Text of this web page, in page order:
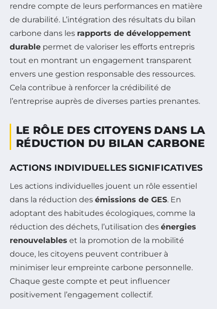
rendre compte de leurs performances en matière
de durabilité. L’intégration des résultats du bilan
carbone dans les rapports de développement
durable permet de valoriser les efforts entrepris
tout en montrant un engagement transparent
envers une gestion responsable des ressources.
Cela contribue à renforcer la crédibilité de
l’entreprise auprès de diverses parties prenantes.
LE RÔLE DES CITOYENS DANS LA
RÉDUCTION DU BILAN CARBONE
ACTIONS INDIVIDUELLES SIGNIFICATIVES
Les actions individuelles jouent un rôle essentiel
dans la réduction des émissions de GES. En
adoptant des habitudes écologiques, comme la
réduction des déchets, l’utilisation des énergies
renouvelables et la promotion de la mobilité
douce, les citoyens peuvent contribuer à
minimiser leur empreinte carbone personnelle.
Chaque geste compte et peut influencer
positivement l’engagement collectif.